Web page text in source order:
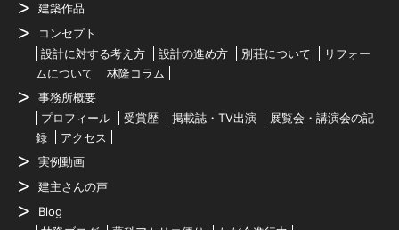
建築作品
コンセプト
設計に対する考え方
設計の進め方 別荘について
リフォー
ムについて
林隆コラム
事務所概要
プロフィール
受賞歴 掲載誌・TV出演
展覧会・講演会の記
録
アクセス
実例動画
建主さんの声
Blog